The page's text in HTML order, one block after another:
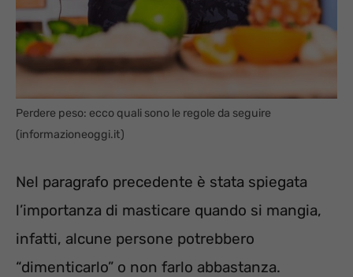
Perdere peso: ecco quali sono le regole da seguire
(informazioneoggi.it)
Nel paragrafo precedente è stata spiegata
l’importanza di masticare quando si mangia,
infatti, alcune persone potrebbero
“dimenticarlo” o non farlo abbastanza.